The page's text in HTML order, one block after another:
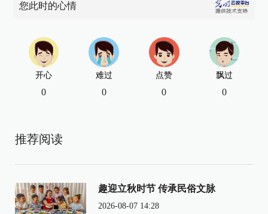
您此时的心情
开心
0
难过
0
点赞
0
飘过
0
推荐阅读
趣迎立秋时节 传承民俗文脉
2026-08-07 14:28